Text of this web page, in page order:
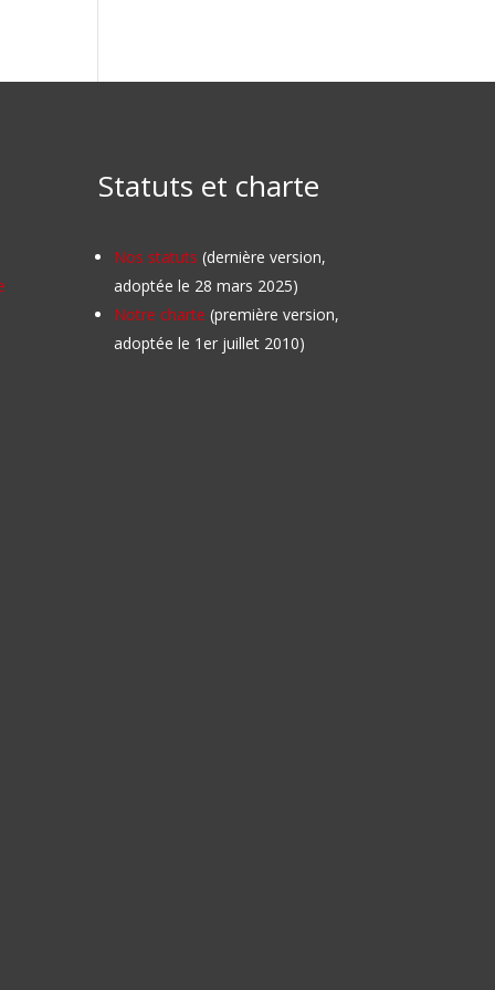
Statuts et charte
Nos statuts (dernière version,
adoptée le 28 mars 2025)
Notre charte (première version,
adoptée le 1er juillet 2010)